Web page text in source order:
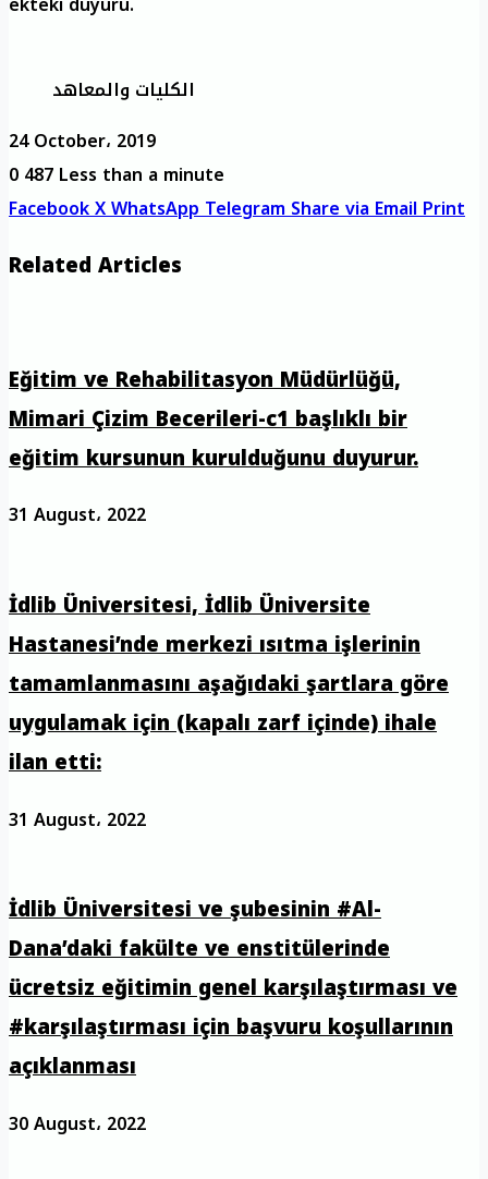
الكليات والمعاهد
24 October، 2019
0487Less than a minute
FacebookXWhatsAppTelegramShare via EmailPrint
Related Articles
Eğitim ve Rehabilitasyon Müdürlüğü,
Mimari Çizim Becerileri-c1 başlıklı bir
eğitim kursunun kurulduğunu duyurur.
31 August، 2022
İdlib Üniversitesi, İdlib Üniversite
Hastanesi’nde merkezi ısıtma işlerinin
tamamlanmasını aşağıdaki şartlara göre
uygulamak için (kapalı zarf içinde) ihale
ilan etti:
31 August، 2022
İdlib Üniversitesi ve şubesinin #Al-
Dana’daki fakülte ve enstitülerinde
ücretsiz eğitimin genel karşılaştırması ve
#karşılaştırması için başvuru koşullarının
açıklanması
30 August، 2022